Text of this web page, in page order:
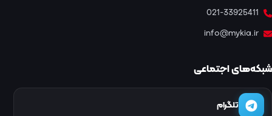
021-33925411
info@mykia.ir
شبکه‌های اجتماعی
تلگرام